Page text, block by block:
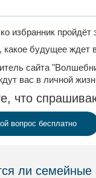
избранник
какое будущее
сайта
вас в личной
что
вопрос бесплатно
ли